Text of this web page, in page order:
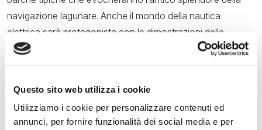
Questo sito web utilizza i cookie
Utilizziamo i cookie per personalizzare contenuti ed
annunci, per fornire funzionalità dei social media e per
navigazione lagunare. Anche il mondo della nautica
elettrica sarà protagonista con le dimostrazioni delle
barche monotipo
, dedicate ai giovani piloti.
giornata, tra cui ilConvegno sulla transizione ecologica,
energetica e digitale, promosso da Assonautica, la
presentazione della XXII edizione della Venice Hospitality